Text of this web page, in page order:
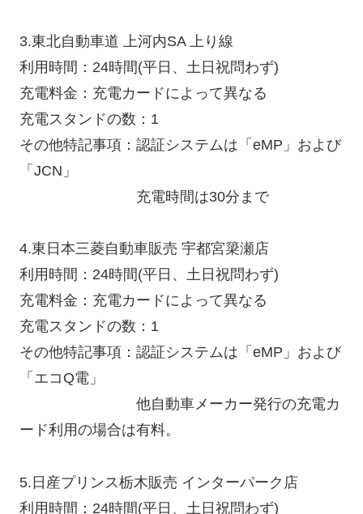
3.東北自動車道 上河内SA 上り線
利用時間：24時間(平日、土日祝問わず)
充電料金：充電カードによって異なる
充電スタンドの数：1
その他特記事項：認証システムは「eMP」および
「JCN」
充電時間は30分まで
4.東日本三菱自動車販売 宇都宮簗瀬店
利用時間：24時間(平日、土日祝問わず)
充電料金：充電カードによって異なる
充電スタンドの数：1
その他特記事項：認証システムは「eMP」および
「エコQ電」
他自動車メーカー発行の充電カ
ード利用の場合は有料。
5.日産プリンス栃木販売 インターパーク店
利用時間：24時間(平日、土日祝問わず)